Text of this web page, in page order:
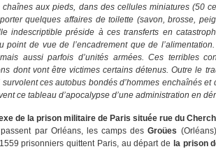
aux pieds, dans des cellules miniatures (50
quelques affaires de toilette (savon, brosse,
indescriptible préside à ces transferts en
point de vue de l’encadrement que de
aussi parfois d’unités armées. Ces terribles
dont vont être victimes certains détenus. Outre le
ces autobus bondés d’hommes enchaînés et
ce tableau d’apocalypse d’une administration en
de la prison militaire de Paris située rue du
par Orléans, les camps desGroües
prisonniers quittent Paris, au départ de la prison